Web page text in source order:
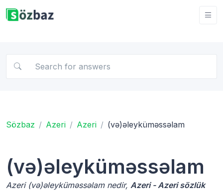
Sözbaz Azeri Azeri (və)əleyküməssəlam
(və)əleyküməssəlam
Azeri (və)əleyküməssəlam nedir, Azeri - Azeri sözlük